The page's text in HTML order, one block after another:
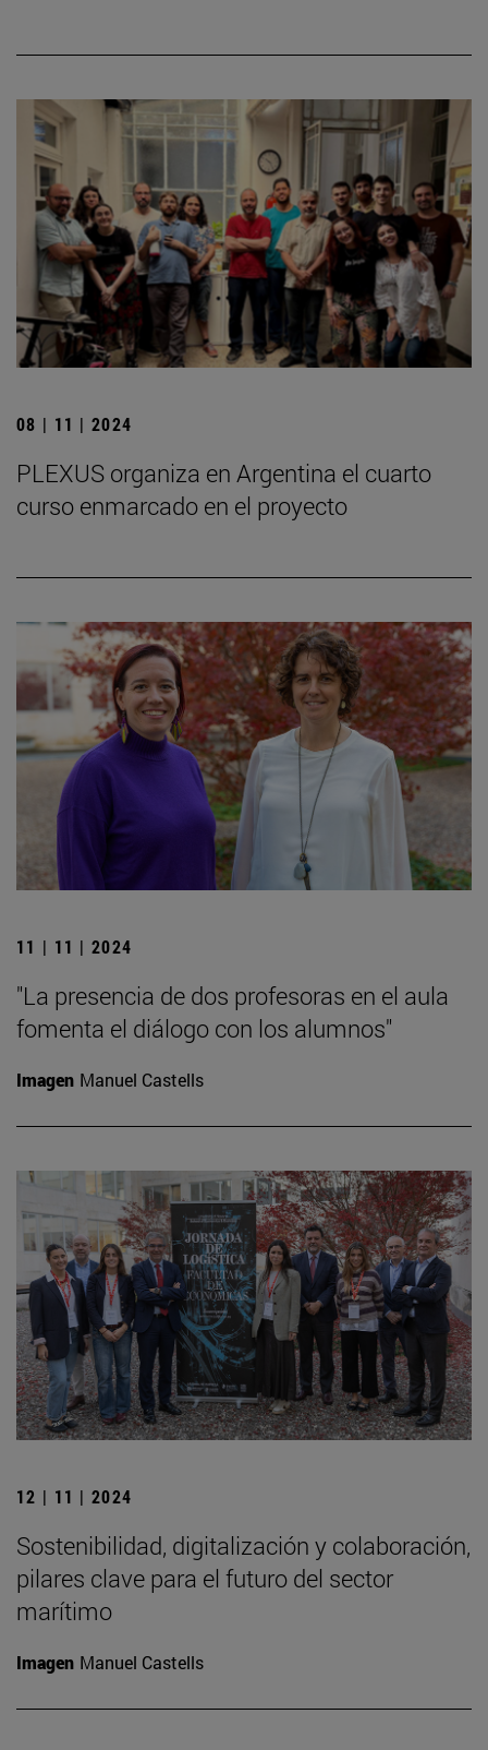
08 | 11 | 2024
PLEXUS organiza en Argentina el cuarto
curso enmarcado en el proyecto
11 | 11 | 2024
"La presencia de dos profesoras en el aula
fomenta el diálogo con los alumnos"
Imagen Manuel Castells
12 | 11 | 2024
Sostenibilidad, digitalización y colaboración,
pilares clave para el futuro del sector
marítimo
Imagen Manuel Castells